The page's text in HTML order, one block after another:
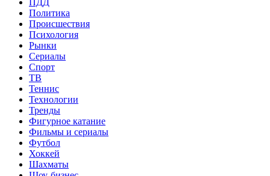
ПДД
Политика
Происшествия
Психология
Рынки
Сериалы
Спорт
ТВ
Теннис
Технологии
Тренды
Фигурное катание
Фильмы и сериалы
Футбол
Хоккей
Шахматы